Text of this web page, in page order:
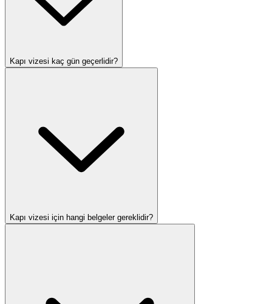
Kapı vizesi kaç gün geçerlidir?
Kapı vizesi için hangi belgeler gereklidir?